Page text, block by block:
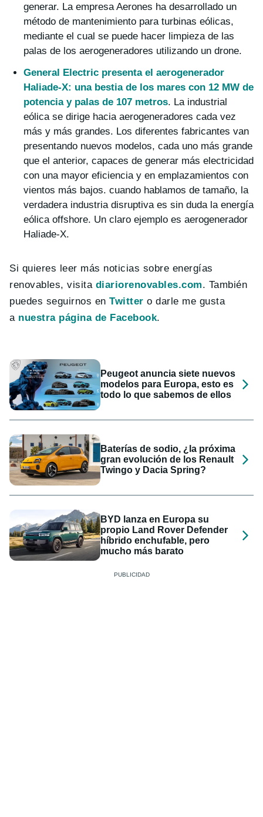
generar. La empresa Aerones ha desarrollado un
método de mantenimiento para turbinas eólicas,
mediante el cual se puede hacer limpieza de las
palas de los aerogeneradores utilizando un drone.
General Electric presenta el aerogenerador
Haliade-X: una bestia de los mares con 12 MW de
potencia y palas de 107 metros. La industrial
eólica se dirige hacia aerogeneradores cada vez
más y más grandes. Los diferentes fabricantes van
presentando nuevos modelos, cada uno más grande
que el anterior, capaces de generar más electricidad
con una mayor eficiencia y en emplazamientos con
vientos más bajos. cuando hablamos de tamaño, la
verdadera industria disruptiva es sin duda la energía
eólica offshore. Un claro ejemplo es aerogenerador
Haliade-X.
Si quieres leer más noticias sobre energías
renovables, visita diariorenovables.com. También
puedes seguirnos enTwitter o darle me gusta
a nuestra página de Facebook.
Peugeot anuncia siete nuevos
modelos para Europa, esto es
todo lo que sabemos de ellos
Baterías de sodio, ¿la próxima
gran evolución de los Renault
Twingo y Dacia Spring?
BYD lanza en Europa su
propio Land Rover Defender
híbrido enchufable, pero
mucho más barato